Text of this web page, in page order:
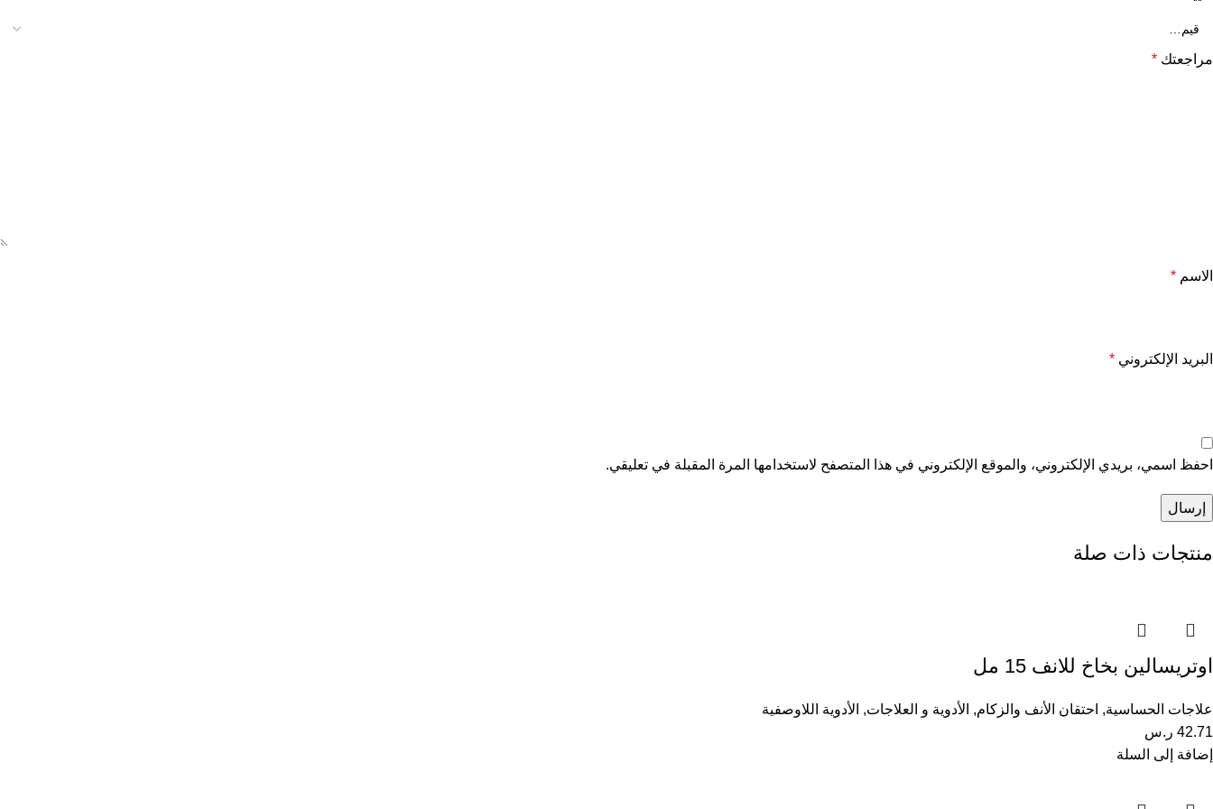
مراجعتك *
الاسم *
البريد الإلكتروني *
احفظ اسمي، بريدي الإلكتروني، والموقع الإلكتروني في هذا المتصفح لاستخدامها المرة المقبلة في تعليقي.
منتجات ذات صلة
اوتريسالين بخاخ للانف 15 مل
علاجات الحساسية, احتقان الأنف والزكام, الأدوية و العلاجات, الأدوية اللاوصفية
42.71 ر.س
إضافة إلى السلة